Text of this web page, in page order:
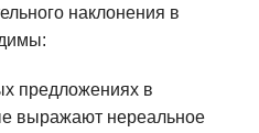
наклонения в
предложениях в
выражают нереальное